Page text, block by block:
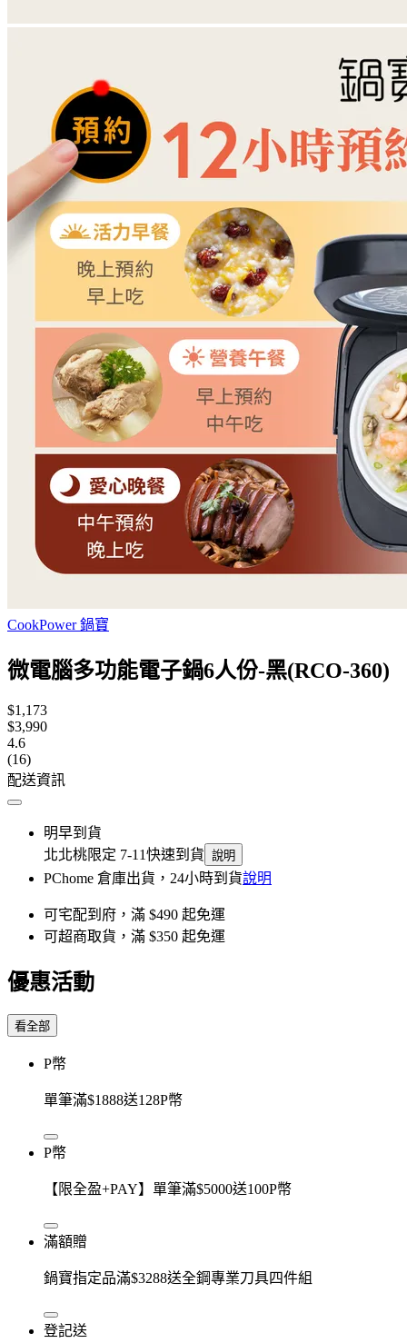
CookPower 鍋寶
微電腦多功能電子鍋6人份-黑(RCO-360)
$1,173
$3,990
4.6
(16)
配送資訊
明早到貨
北北桃限定 7-11快速到貨 說明
PChome 倉庫出貨，24小時到貨說明
可宅配到府，滿 $490 起免運
可超商取貨，滿 $350 起免運
優惠活動
看全部
P幣
單筆滿$1888送128P幣
P幣
【限全盈+PAY】單筆滿$5000送100P幣
滿額贈
鍋寶指定品滿$3288送全鋼專業刀具四件組
登記送